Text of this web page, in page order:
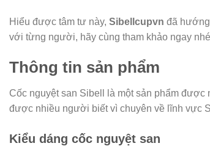
Hiểu được tâm tư này, Sibellcupvn đã
với từng người, hãy cùng tham khảo ngay
Thông tin sản phẩm
Cốc nguyệt san Sibell là một sản phẩm
được nhiều người biết vì chuyên về lĩnh vực
Kiểu dáng cốc nguyệt san